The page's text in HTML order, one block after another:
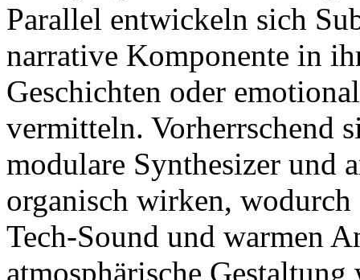
Parallel entwickeln sich
narrative Komponente in
Geschichten oder
vermitteln. Vorherrschend
modulare Synthesizer und
organisch wirken,
Tech-Sound und warmen
atmosphärische